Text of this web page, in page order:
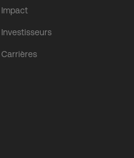
Impact
Investisseurs
Carrières